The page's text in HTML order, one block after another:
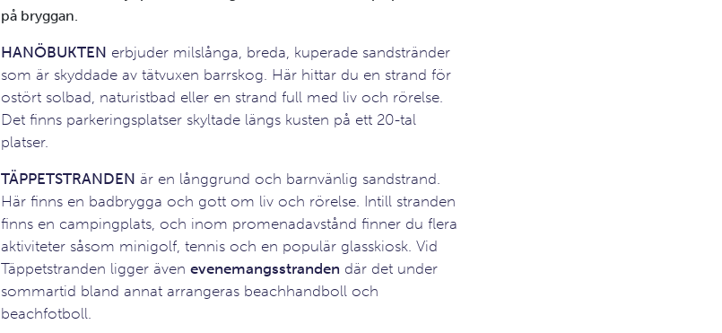
på bryggan.
HANÖBUKTEN erbjuder milslånga, breda, kuperade sandstränder
som är skyddade av tätvuxen barrskog. Här hittar du en strand för
ostört solbad, naturistbad eller en strand full med liv och rörelse.
Det finns parkeringsplatser skyltade längs kusten på ett 20-tal
platser.
TÄPPETSTRANDEN är en långgrund och barnvänlig sandstrand.
Här finns en badbrygga och gott om liv och rörelse. Intill stranden
finns en campingplats, och inom promenadavstånd finner du flera
aktiviteter såsom minigolf, tennis och en populär glasskiosk. Vid
Täppetstranden ligger även evenemangsstranden där det under
sommartid bland annat arrangeras beachhandboll och
beachfotboll.